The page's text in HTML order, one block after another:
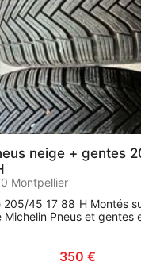
neige + gentes
Montpellier
205/45 17 88 H Montés
Michelin Pneus et gentes
350 €